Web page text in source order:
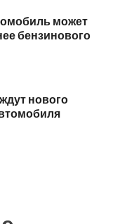
может
бензинового
нового